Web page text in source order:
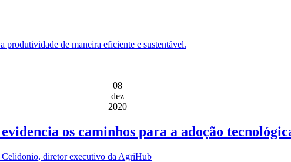
produtividade de maneira eficiente e sustentável.
08
dez
2020
os caminhos para a adoção
diretor executivo da AgriHub